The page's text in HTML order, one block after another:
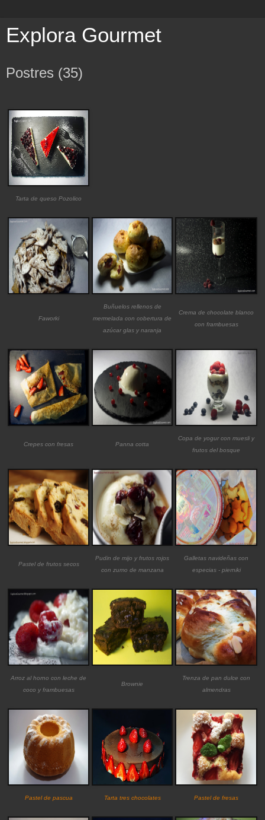
Explora Gourmet
Postres (35)
Tarta de queso Pozolico
Faworki
Buñuelos rellenos de
mermelada con cobertura de
azúcar glas y naranja
Crema de chocolate blanco
con frambuesas
Crepes con fresas Panna cotta
Copa de yogur con muesli y
frutos del bosque
Pastel de frutos secos
Pudin de mijo y frutos rojos
con zumo de manzana
Galletas navideñas con
especias - pierniki
Arroz al horno con leche de
coco y frambuesas
Brownie
Trenza de pan dulce con
almendras
Pastel de pascua Tarta tres chocolates Pastel de fresas